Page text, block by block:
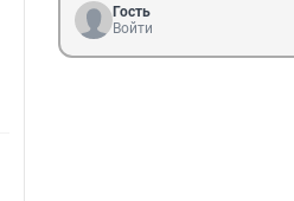
Гость
Войти